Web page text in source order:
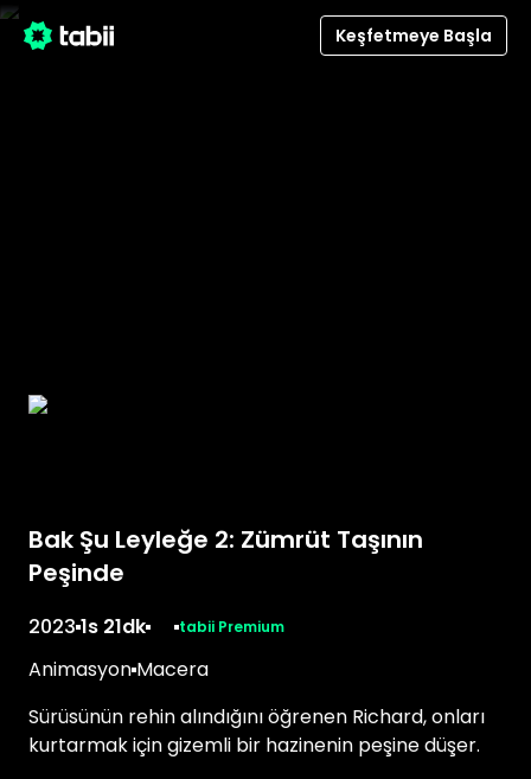
Keşfetmeye Başla
Bak Şu Leyleğe 2: Zümrüt Taşının
Peşinde
2023 1s 21dk tabii Premium
Animasyon Macera
Sürüsünün rehin alındığını öğrenen Richard, onları
kurtarmak için gizemli bir hazinenin peşine düşer.